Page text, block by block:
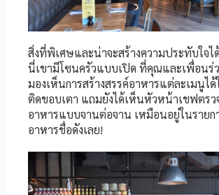
สิ่งที่พิเศษและน่าจะสร้างความประทับใจไ
นี่เขามีโซนครัวแบบเปิด ที่คุณและเพื่อนร่
มองเห็นการสร้างสรรค์อาหารแต่ละเมนูไ
ติดขอบเตา แถมยังได้เห็นหัวหน้าเชฟตร
อาหารแบบจานต่อจาน เหมือนอยู่ในรายก
อาหารชื่อดังเลย!